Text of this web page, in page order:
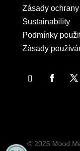
Zásady
Sustainability
Podmínky
Zásady
© 2026 Mood